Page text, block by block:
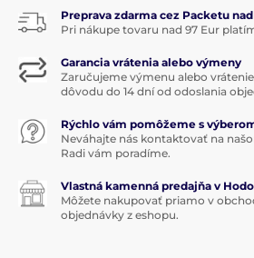
Preprava zdarma cez Packetu
Pri nákupe tovaru nad 97 Eur
Garancia vrátenia alebo výmeny
Zaručujeme výmenu alebo
dôvodu do 14 dní od odoslania
Rýchlo vám pomôžeme s
Neváhajte nás kontaktovať na
Radi vám poradíme.
Vlastná kamenná predajňa v
Môžete nakupovať priamo v
objednávky z eshopu.